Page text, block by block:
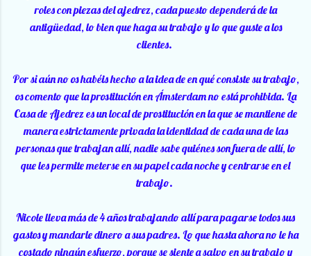
roles con piezas del ajedrez, cada puesto dependerá de la
antigüedad, lo bien que haga su trabajo y lo que guste a los
clientes.
Por si aún no os habéis hecho a la idea de en qué consiste su trabajo,
os comento que la prostitución en Ámsterdam no está prohibida. La
Casa de Ajedrez es un local de prostitución en la que se mantiene de
manera estrictamente privada la identidad de cada una de las
personas que trabajan allí, nadie sabe quiénes son fuera de allí, lo
que les permite meterse en su papel cada noche y centrarse en el
trabajo.
Nicole lleva más de 4 años trabajando allí para pagarse todos sus
gastos y mandarle dinero a sus padres. Lo que hasta ahora no le ha
costado ningún esfuerzo, porque se siente a salvo en su trabajo y